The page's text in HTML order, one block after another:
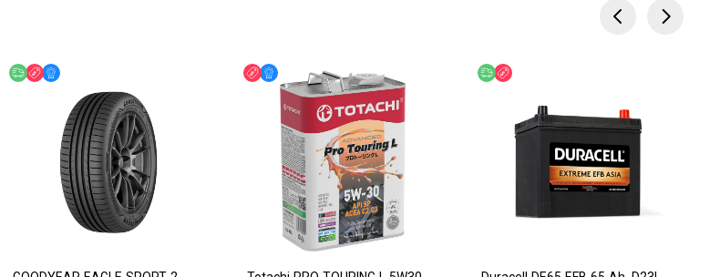
უფასო მიწოდება
ფასდაკლება ფასდაკლება
მხოლოდ ონლაინ უფასო მიწოდება